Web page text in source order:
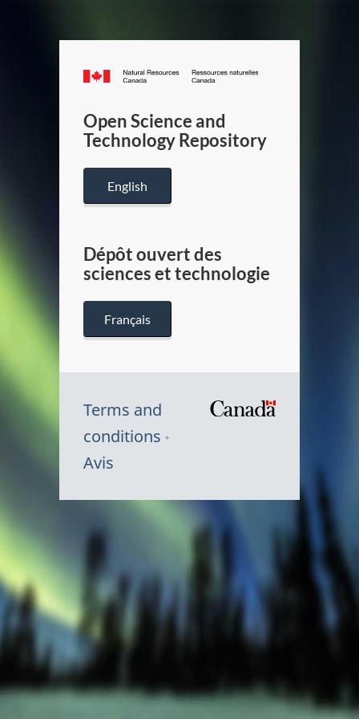
Canada.ca
/
Canada
Open Science and
Technology Repository
English
Dépôt ouvert des
sciences et technologie
Français
Terms and
conditions
Avis
Canada